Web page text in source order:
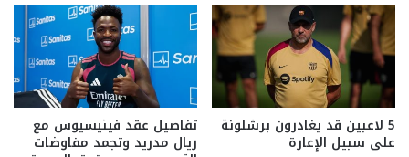
5 لاعبين قد يغادرون برشلونة
على سبيل الإعارة
تفاصيل عقد فينيسيوس مع
ريال مدريد وتجمد مفاوضات